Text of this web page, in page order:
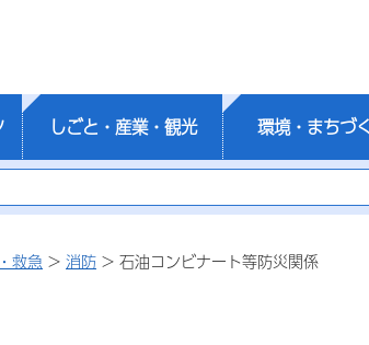
しごと・産業・観光 環境・まちづ
救急 > 消防 > 石油コンビナート等防災関係